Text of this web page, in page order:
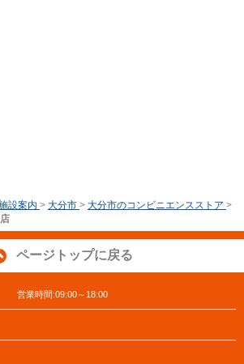
設案内 > 大分市 > 大分市のコンビニエンスストア >
ページトップに戻る
営業時間:09:00～18:00